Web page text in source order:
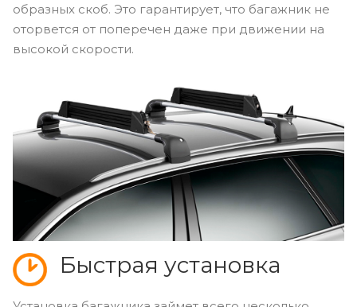
образных скоб. Это гарантирует, что багажник не
оторвется от поперечен даже при движении на
высокой скорости.
Быстрая установка